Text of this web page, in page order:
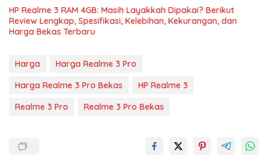
HP Realme 3 RAM 4GB: Masih Layakkah Dipakai? Berikut
Review Lengkap, Spesifikasi, Kelebihan, Kekurangan, dan
Harga Bekas Terbaru
Harga
Harga Realme 3 Pro
Harga Realme 3 Pro Bekas
HP Realme 3
Realme 3 Pro
Realme 3 Pro Bekas